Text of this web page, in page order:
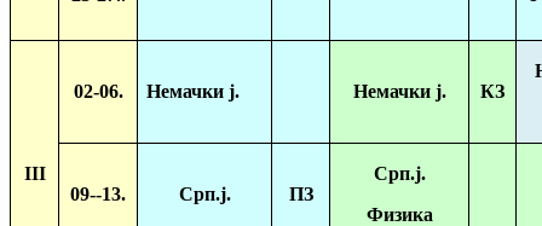
III
02-06. Немачки ј. Немачки ј. КЗ
09--13. Срп.ј. ПЗ
Срп.ј.
Физика